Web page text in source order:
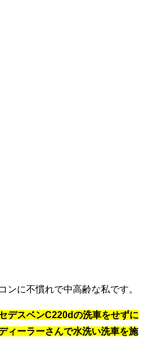
ンに不慣れで中高齢な私です。
デスベンC220dの洗車をせずに
ィーラーさんで水洗い洗車を施